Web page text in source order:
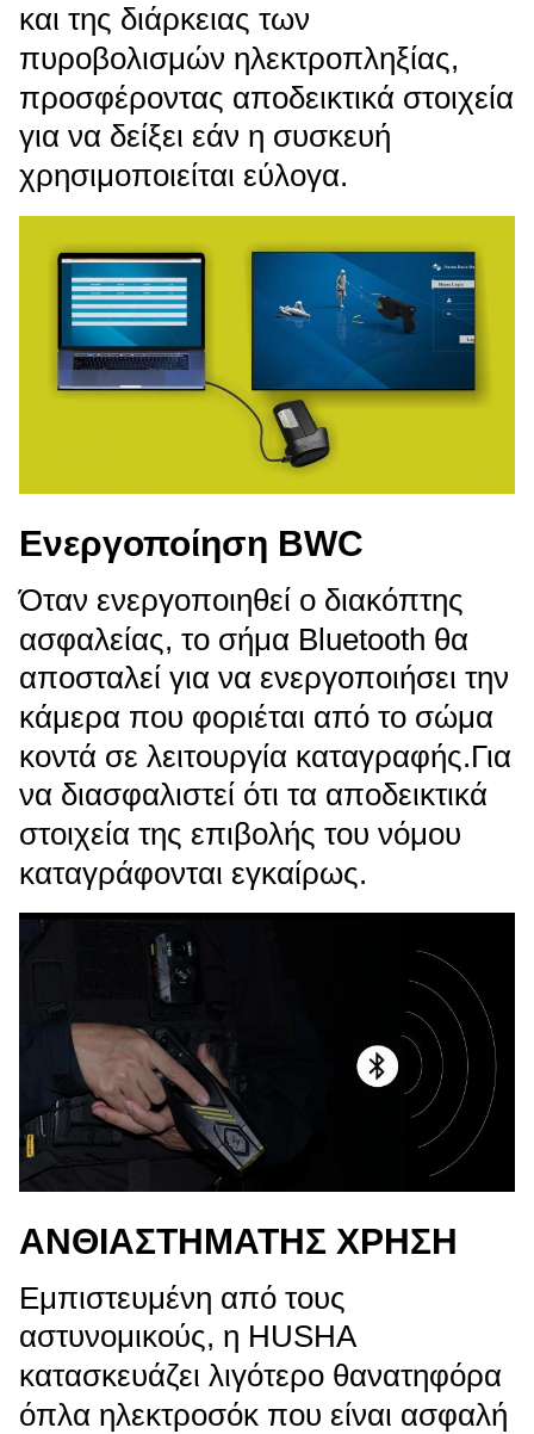
και της διάρκειας των
πυροβολισμών ηλεκτροπληξίας,
προσφέροντας αποδεικτικά στοιχεία
για να δείξει εάν η συσκευή
χρησιμοποιείται εύλογα.
Ενεργοποίηση BWC
Όταν ενεργοποιηθεί ο διακόπτης
ασφαλείας, το σήμα Bluetooth θα
αποσταλεί για να ενεργοποιήσει την
κάμερα που φοριέται από το σώμα
κοντά σε λειτουργία καταγραφής.Για
να διασφαλιστεί ότι τα αποδεικτικά
στοιχεία της επιβολής του νόμου
καταγράφονται εγκαίρως.
ΑΝΘΙΑΣΤΗΜΑΤΗΣ ΧΡΗΣΗ
Εμπιστευμένη από τους
αστυνομικούς, η HUSHA
κατασκευάζει λιγότερο θανατηφόρα
όπλα ηλεκτροσόκ που είναι ασφαλή